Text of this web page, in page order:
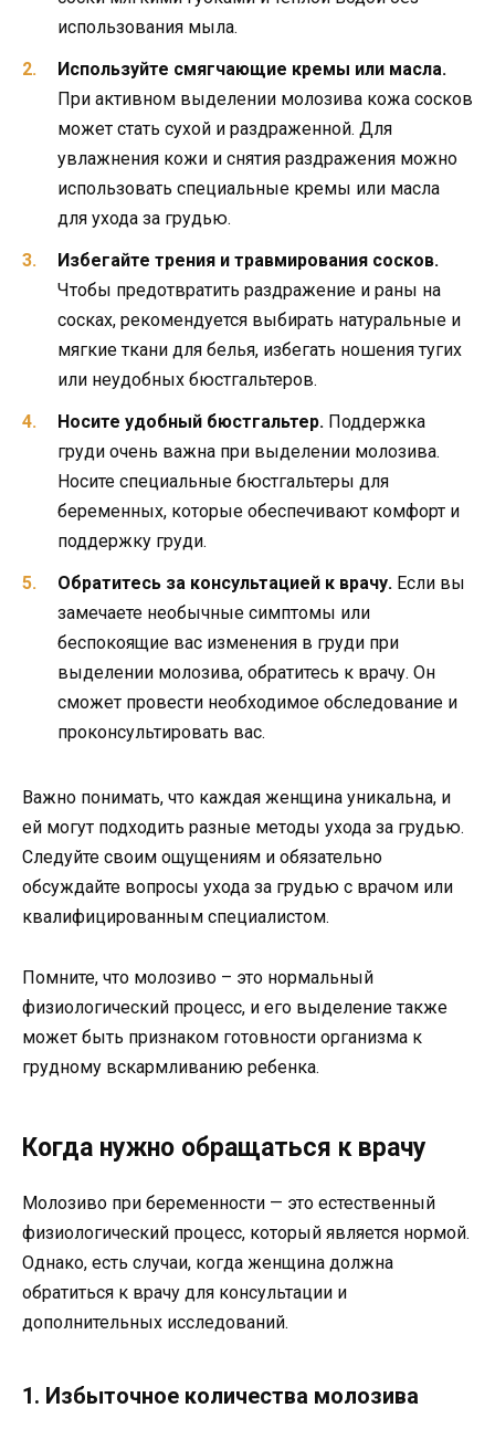
использования мыла.
Используйте смягчающие кремы или масла.
При активном выделении молозива кожа сосков
может стать сухой и раздраженной. Для
увлажнения кожи и снятия раздражения можно
использовать специальные кремы или масла
для ухода за грудью.
Избегайте трения и травмирования сосков.
Чтобы предотвратить раздражение и раны на
сосках, рекомендуется выбирать натуральные и
мягкие ткани для белья, избегать ношения тугих
или неудобных бюстгальтеров.
Носите удобный бюстгальтер. Поддержка
груди очень важна при выделении молозива.
Носите специальные бюстгальтеры для
беременных, которые обеспечивают комфорт и
поддержку груди.
Обратитесь за консультацией к врачу. Если вы
замечаете необычные симптомы или
беспокоящие вас изменения в груди при
выделении молозива, обратитесь к врачу. Он
сможет провести необходимое обследование и
проконсультировать вас.
Важно понимать, что каждая женщина уникальна, и
ей могут подходить разные методы ухода за грудью.
Следуйте своим ощущениям и обязательно
обсуждайте вопросы ухода за грудью с врачом или
квалифицированным специалистом.
Помните, что молозиво – это нормальный
физиологический процесс, и его выделение также
может быть признаком готовности организма к
грудному вскармливанию ребенка.
Когда нужно обращаться к врачу
Молозиво при беременности — это естественный
физиологический процесс, который является нормой.
Однако, есть случаи, когда женщина должна
обратиться к врачу для консультации и
дополнительных исследований.
1. Избыточное количества молозива